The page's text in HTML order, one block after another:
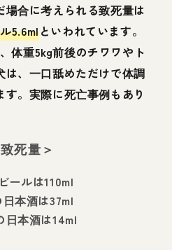
合に考えられる致死量は
5.6mlといわれています。
体重5kg前後のチワワやト
は、一口舐めただけで体調
。実際に死亡事例もあり
死量＞
ールは110ml
本酒は37ml
日本酒は14ml